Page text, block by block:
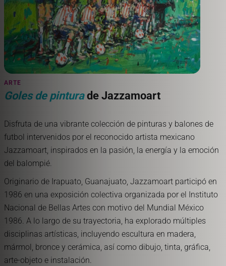
ARTE
Goles de pinturade Jazzamoart
Disfruta de una vibrante colección de pinturas y balones de
futbol intervenidos por el reconocido artista mexicano
Jazzamoart, inspirados en la pasión, la energía y la emoción
del balompié.
Originario de Irapuato, Guanajuato, Jazzamoart participó en
1986 en una exposición colectiva organizada por el Instituto
Nacional de Bellas Artes con motivo del Mundial México
1986. A lo largo de su trayectoria, ha explorado múltiples
disciplinas artísticas, incluyendo escultura en madera,
mármol, bronce y cerámica, así como dibujo, tinta, gráfica,
arte-objeto e instalación.